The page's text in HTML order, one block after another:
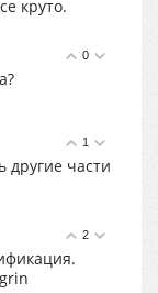
круто.
0
1
другие части
2